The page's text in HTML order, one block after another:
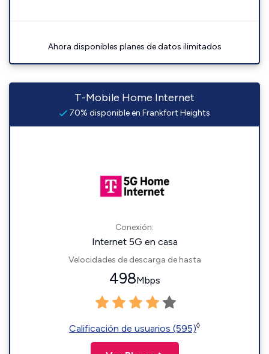
Ahora disponibles planes de datos ilimitados
T-Mobile Home Internet
70% disponible en Frankfort Heights
Conexión:
Internet 5G en casa
Velocidades de descarga de hasta
498Mbps
Calificación de usuarios (595)◊